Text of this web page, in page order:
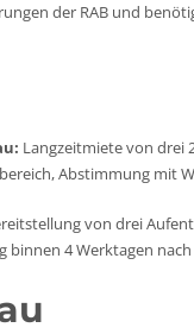
der RAB und
Langzeitmiete von drei
Abstimmung mit
von drei
4 Werktagen nach